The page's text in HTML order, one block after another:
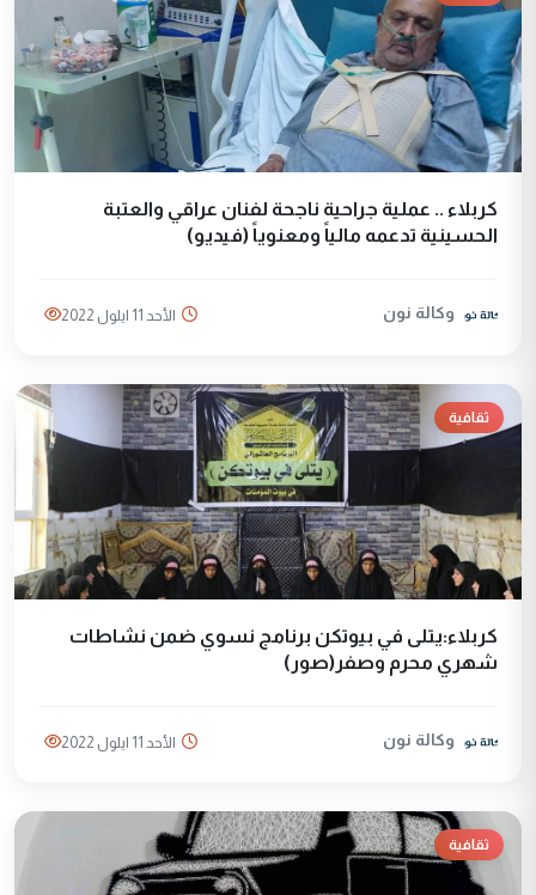
كربلاء .. عملية جراحية ناجحة لفنان عراقي والعتبة
الحسينية تدعمه مالياً ومعنوياً (فيديو)
وكالة نون الأحد 11 ايلول 2022
ثقافية
كربلاء:يتلى في بيوتكن برنامج نسوي ضمن نشاطات
شهري محرم وصفر(صور)
وكالة نون الأحد 11 ايلول 2022
ثقافية